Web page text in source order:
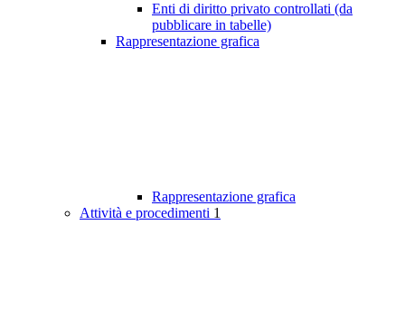
Enti di diritto privato controllati (da
pubblicare in tabelle)
Rappresentazione grafica
Rappresentazione grafica
Attività e procedimenti 1